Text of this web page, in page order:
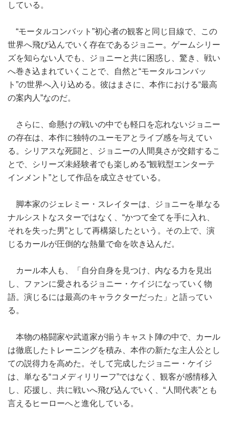
している。
“モータルコンバット”初心者の観客と同じ目線で、この
世界へ飛び込んでいく存在であるジョニー。ゲームシリー
ズを知らない人でも、ジョニーと共に困惑し、驚き、戦い
へ巻き込まれていくことで、自然と“モータルコンバッ
ト”の世界へ入り込める。彼はまさに、本作における“最高
の案内人”なのだ。
さらに、命懸けの戦いの中でも軽口を忘れないジョニー
の存在は、本作に独特のユーモアとライブ感を与えてい
る。シリアスな死闘と、ジョニーの人間臭さが交錯するこ
とで、シリーズ未経験者でも楽しめる“観戦型エンターテ
インメント”として作品を成立させている。
脚本家のジェレミー・スレイターは、ジョニーを単なる
ナルシストなスターではなく、“かつて全てを手に入れ、
それを失った男”として再構築したという。その上で、演
じるカールが圧倒的な熱量で命を吹き込んだ。
カール本人も、「自分自身を見つけ、内なる力を見出
し、ファンに愛されるジョニー・ケイジになっていく物
語。演じるには最高のキャラクターだった」と語ってい
る。
本物の格闘家や武道家が揃うキャスト陣の中で、カール
は徹底したトレーニングを積み、本作の新たな主人公とし
ての説得力を高めた。そして完成したジョニー・ケイジ
は、単なる“コメディリリーフ”ではなく、観客が感情移入
し、応援し、共に戦いへ飛び込んでいく、“人間代表”とも
言えるヒーローへと進化している。